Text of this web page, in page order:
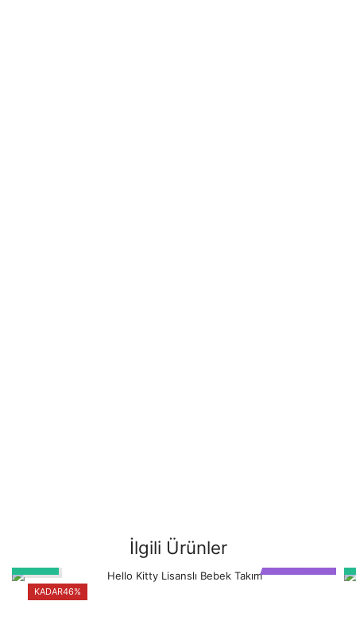
İlgili Ürünler
KADAR46%